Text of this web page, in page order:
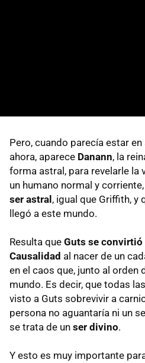
Pero, cuando parecía estar
ahora, aparece Danann, la
forma astral, para revelarle la
un humano normal y
ser astral , igual que Griffith, y
llegó a este mundo.
Resulta que Guts se convirtió
Causalidad al nacer de un
en el caos que, junto al orden
mundo. Es decir, que todas
visto a Guts sobrevivir a
persona no aguantaría ni un
se trata de un ser divino.
Y esto es muy importante